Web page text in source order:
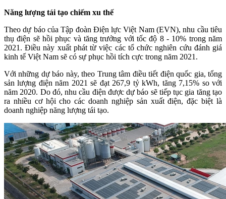
Năng lượng tái tạo chiếm xu thế
Theo dự báo của Tập đoàn Điện lực Việt Nam (EVN), nhu cầu tiêu
thụ điện sẽ hồi phục và tăng trưởng với tốc độ 8 - 10% trong năm
2021. Điều này xuất phát từ việc các tổ chức nghiên cứu đánh giá
kinh tế Việt Nam sẽ có sự phục hồi tích cực trong năm 2021.
Với những dự báo này, theo Trung tâm điều tiết điện quốc gia, tổng
sản lượng điện năm 2021 sẽ đạt 267,9 tỷ kWh, tăng 7,15% so với
năm 2020. Do đó, nhu cầu điện được dự báo sẽ tiếp tục gia tăng tạo
ra nhiều cơ hội cho các doanh nghiệp sản xuất điện, đặc biệt là
doanh nghiệp năng lượng tái tạo.